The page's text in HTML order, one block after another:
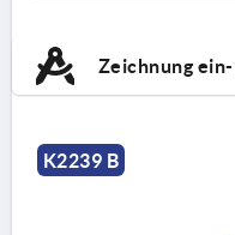
Zeichnung
K2239 B